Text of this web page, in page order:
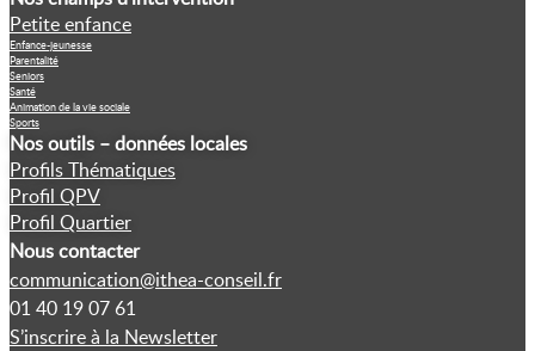
Petite enfance
Enfance-jeunesse
Parentalité
Seniors
Santé
Animation de la vie sociale
Sports
Nos outils – données locales
Profils Thématiques
Profil QPV
Profil Quartier
Nous contacter
communication@ithea-conseil.fr
01 40 19 07 61
S’inscrire à la Newsletter